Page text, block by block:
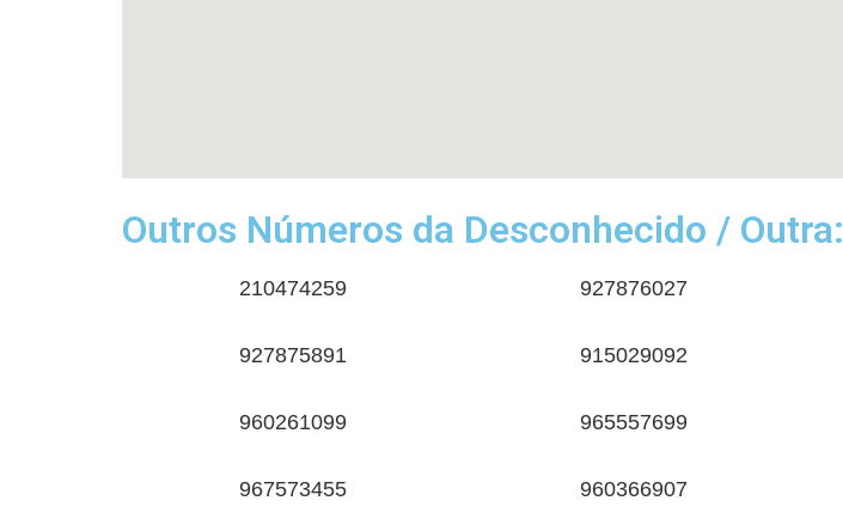
Outros Números da Desconhecido / Outra:
210474259 927876027
927875891 915029092
960261099 965557699
967573455 960366907